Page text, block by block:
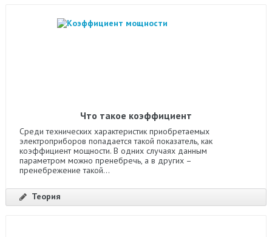
Что такое коэффициент
Среди технических характеристик приобретаемых
электроприборов попадается такой показатель, как
коэффициент мощности. В одних случаях данным
параметром можно пренебречь, а в других –
пренебрежение такой...
Теория